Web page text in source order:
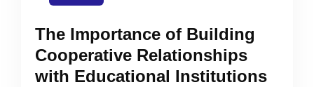
The Importance of Building
Cooperative Relationships
with Educational Institutions